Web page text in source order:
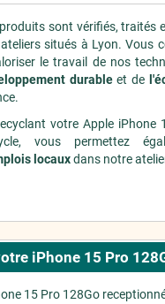
sont vérifiés, traités
situés à Lyon. Vous
le travail de nos
durableet de
votre Apple iPhone
vous permettez
locauxdans notre
iPhone 15 Pro
15 Pro 128Go